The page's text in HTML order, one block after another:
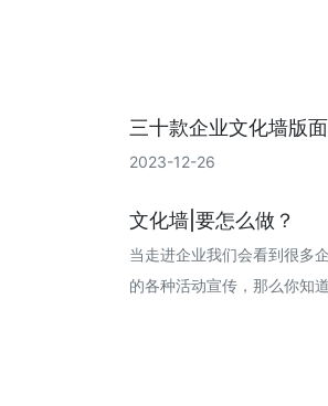
三十款企业文化墙版
2023-12-26
文化墙|要怎么做？
当走进企业我们会看到很多
的各种活动宣传，那么你知